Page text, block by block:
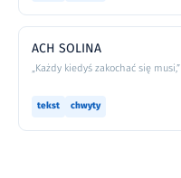
ACH SOLINA
„Każdy kiedyś zakochać się musi,”
tekst chwyty